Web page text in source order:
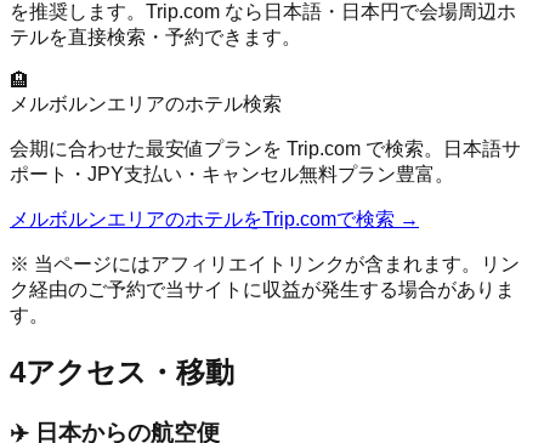
を推奨します。Trip.com なら日本語・日本円で会場周辺ホ
テルを直接検索・予約できます。
🏨
メルボルンエリアのホテル検索
会期に合わせた最安値プランを Trip.com で検索。日本語サ
ポート・JPY支払い・キャンセル無料プラン豊富。
メルボルンエリアのホテルをTrip.comで検索 →
※ 当ページにはアフィリエイトリンクが含まれます。リン
ク経由のご予約で当サイトに収益が発生する場合がありま
す。
4アクセス・移動
✈️ 日本からの航空便